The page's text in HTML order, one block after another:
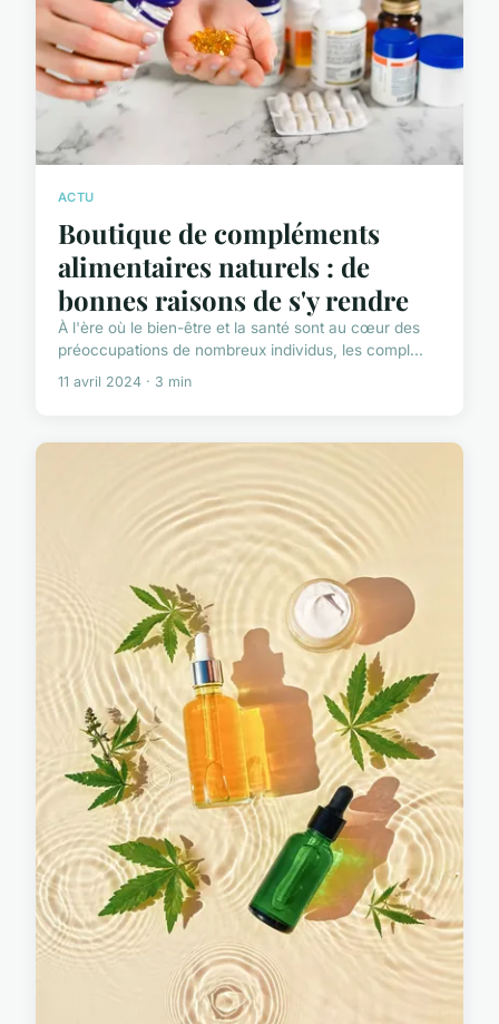
ACTU
Boutique de compléments
alimentaires naturels : de
bonnes raisons de s'y rendre
À l'ère où le bien-être et la santé sont au cœur des
préoccupations de nombreux individus, les compl...
11 avril 2024 · 3 min